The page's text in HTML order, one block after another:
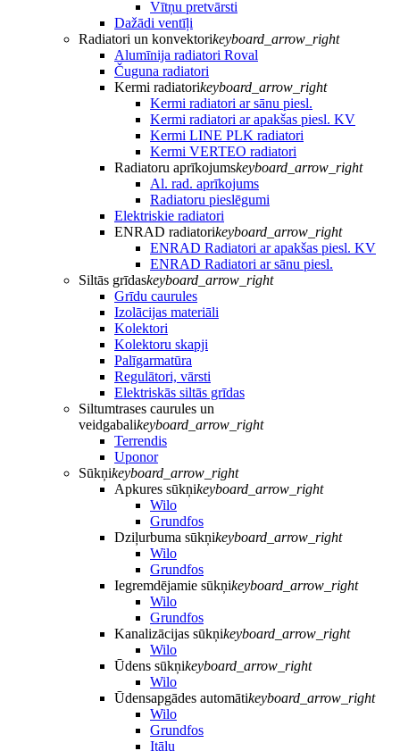
Vītņu pretvārsti
Dažādi ventīļi
Radiatori un konvektorikeyboard_arrow_right
Alumīnija radiatori Roval
Čuguna radiatori
Kermi radiatorikeyboard_arrow_right
Kermi radiatori ar sānu piesl.
Kermi radiatori ar apakšas piesl. KV
Kermi LINE PLK radiatori
Kermi VERTEO radiatori
Radiatoru aprīkojumskeyboard_arrow_right
Al. rad. aprīkojums
Radiatoru pieslēgumi
Elektriskie radiatori
ENRAD radiatorikeyboard_arrow_right
ENRAD Radiatori ar apakšas piesl. KV
ENRAD Radiatori ar sānu piesl.
Siltās grīdaskeyboard_arrow_right
Grīdu caurules
Izolācijas materiāli
Kolektori
Kolektoru skapji
Palīgarmatūra
Regulātori, vārsti
Elektriskās siltās grīdas
Siltumtrases caurules un
veidgabalikeyboard_arrow_right
Terrendis
Uponor
Sūkņikeyboard_arrow_right
Apkures sūkņikeyboard_arrow_right
Wilo
Grundfos
Dziļurbuma sūkņikeyboard_arrow_right
Wilo
Grundfos
Iegremdējamie sūkņikeyboard_arrow_right
Wilo
Grundfos
Kanalizācijas sūkņikeyboard_arrow_right
Wilo
Ūdens sūkņikeyboard_arrow_right
Wilo
Ūdensapgādes automātikeyboard_arrow_right
Wilo
Grundfos
Itāļu